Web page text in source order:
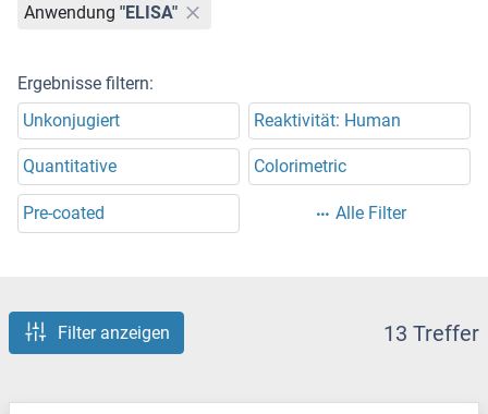
Anwendung "ELISA"
Ergebnisse filtern:
Unkonjugiert
Reaktivität: Human
Quantitative Colorimetric
Pre-coated Alle Filter
Filter anzeigen 13 Treffer